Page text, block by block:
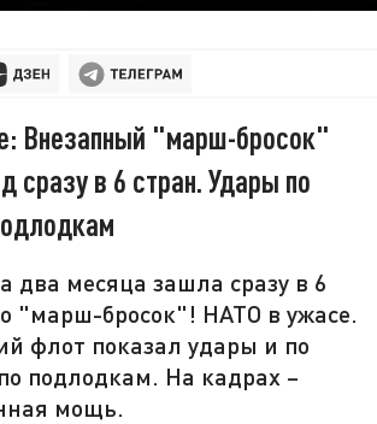
Внезапный "марш-бросок"
сразу в 6 стран. Удары по
два месяца зашла сразу в 6
"марш-бросок"! НАТО в ужасе.
флот показал удары и по
подлодкам. На кадрах –
мощь.